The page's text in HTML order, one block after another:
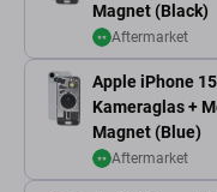
Magnet (Black)
Aftermarket
Apple iPhone
Kameraglas +
Magnet (Blue)
Aftermarket